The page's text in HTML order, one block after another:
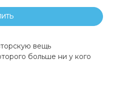
вещь
больше ни у кого